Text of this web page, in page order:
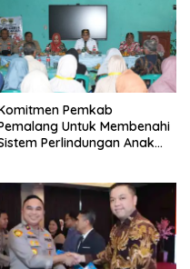
Pemkab
Untuk Membenahi
Perlindungan Anak